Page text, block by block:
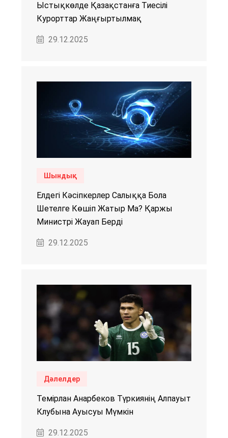
Ыстықкөлде Қазақстанға Тиесілі
Курорттар Жаңғыртылмақ
29.12.2025
Шындық
Елдегі Кәсіпкерлер Салыққа Бола
Шетелге Көшіп Жатыр Ма? Қаржы
Министрі Жауап Берді
29.12.2025
Дәлелдер
Темірлан Анарбеков Түркиянің Алпауыт
Клубына Ауысуы Мүмкін
29.12.2025